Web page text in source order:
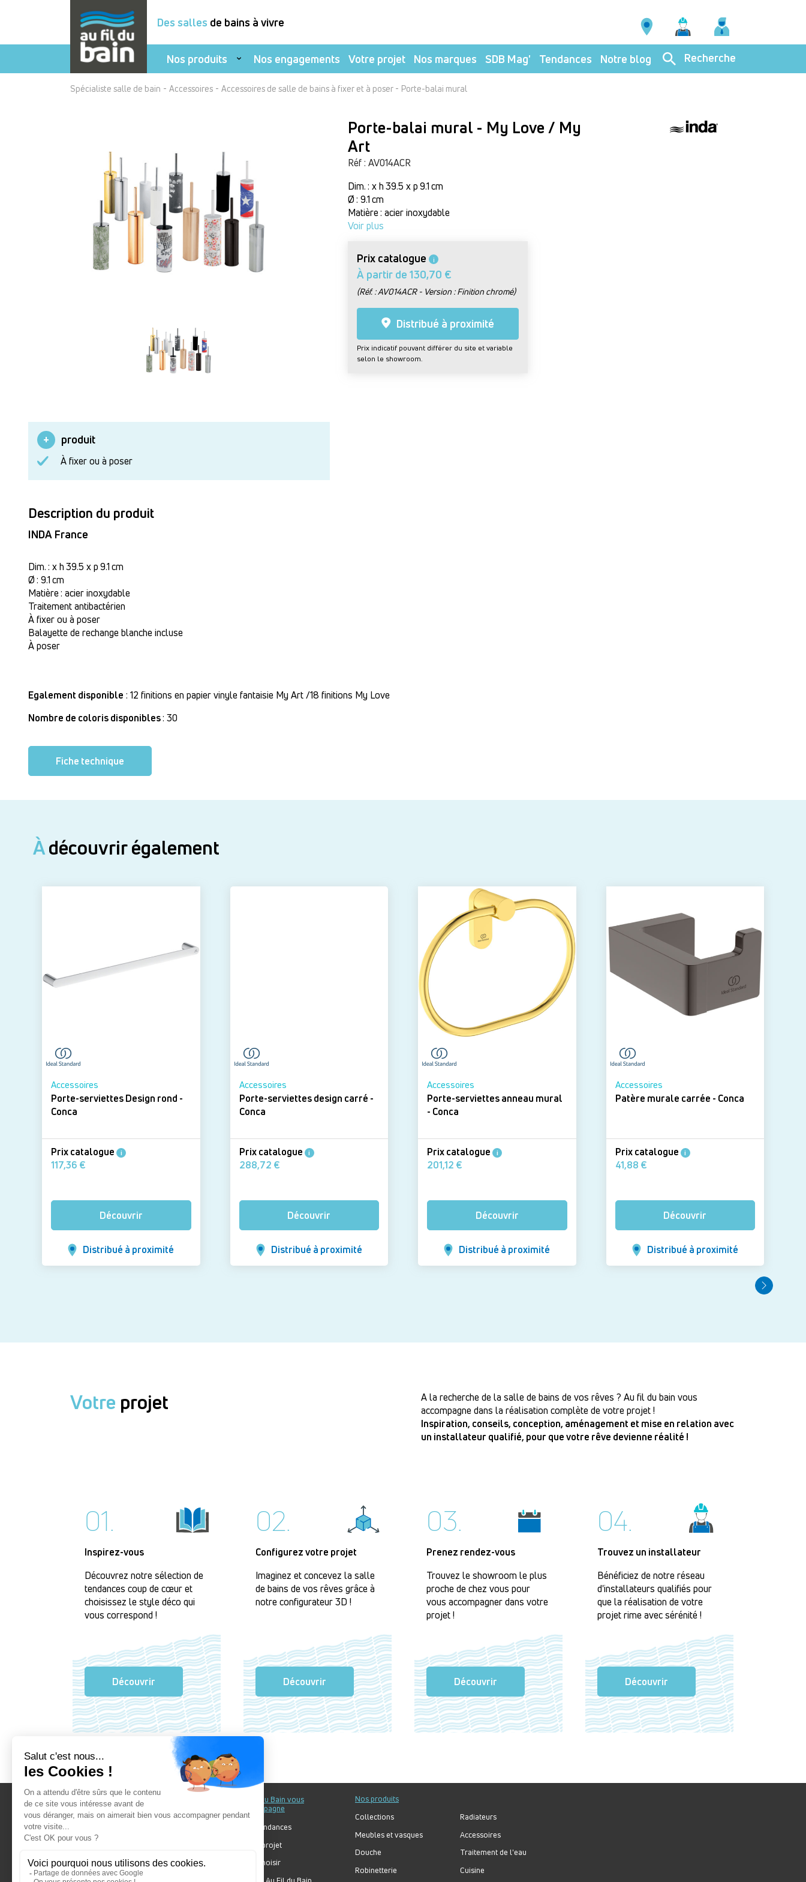
Des salles de bains à vivre
Nos produits Nos engagements Votre projet Nos marques SDB Mag' Tendances Notre blog Recherche
Spécialiste salle de bain - Accessoires - Accessoires de salle de bains à fixer et à poser - Porte-balai mural
Porte-balai mural - My Love / My
Art
Réf : AV014ACR
Dim. : x h 39.5 x p 9.1 cm
Ø : 9.1 cm
Matière : acier inoxydable
Voir plus
Prix catalogue i
À partir de 130,70 €
(Réf. : AV014ACR - Version : Finition chromé)
Distribué à proximité
Prix indicatif pouvant différer du site et variable
selon le showroom.
produit
À fixer ou à poser
Description du produit
INDA France
Dim. : x h 39.5 x p 9.1 cm
Ø : 9.1 cm
Matière : acier inoxydable
Traitement antibactérien
À fixer ou à poser
Balayette de rechange blanche incluse
À poser
Egalement disponible : 12 finitions en papier vinyle fantaisie My Art /18 finitions My Love
Nombre de coloris disponibles: 30
Fiche technique
Àdécouvrir également
Accessoires
Porte-serviettes Design rond -
Conca
Prix catalogue i
117,36 €
Découvrir
Distribué à proximité
Accessoires
Porte-serviettes design carré -
Conca
Prix catalogue i
288,72 €
Découvrir
Distribué à proximité
Accessoires
Porte-serviettes anneau mural
- Conca
Prix catalogue i
201,12 €
Découvrir
Distribué à proximité
Accessoires
Patère murale carrée - Conca
Prix catalogue i
41,88 €
Découvrir
Distribué à proximité
Votre projet
A la recherche de la salle de bains de vos rêves ? Au fil du bain vous
accompagne dans la réalisation complète de votre projet !
Inspiration, conseils, conception, aménagement et mise en relation avec
un installateur qualifié, pour que votre rêve devienne réalité !
01.
Inspirez-vous
Découvrez notre sélection de
tendances coup de cœur et
choisissez le style déco qui
vous correspond !
Découvrir
02.
Configurez votre projet
Imaginez et concevez la salle
de bains de vos rêves grâce à
notre configurateur 3D !
Découvrir
03.
Prenez rendez-vous
Trouvez le showroom le plus
proche de chez vous pour
vous accompagner dans votre
projet !
Découvrir
04.
Trouvez un installateur
Bénéficiez de notre réseau
d'installateurs qualifiés pour
que la réalisation de votre
projet rime avec sérénité !
Découvrir
Au fil du Bain
Nos showrooms
Nos engagements
Au fil du Bain vous
accompagne
Nos tendances
Votre projet
Bien choisir
Nos produits
Collections
Meubles et vasques
Douche
Robinetterie
Radiateurs
Accessoires
Traitement de l'eau
Cuisine